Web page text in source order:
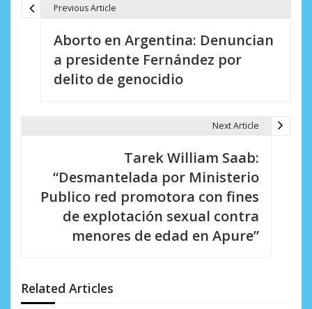
e
Previous Article
Aborto en Argentina: Denuncian
a presidente Fernández por
delito de genocidio
Next Article
Tarek William Saab:
“Desmantelada por Ministerio
Publico red promotora con fines
de explotación sexual contra
menores de edad en Apure”
Related Articles